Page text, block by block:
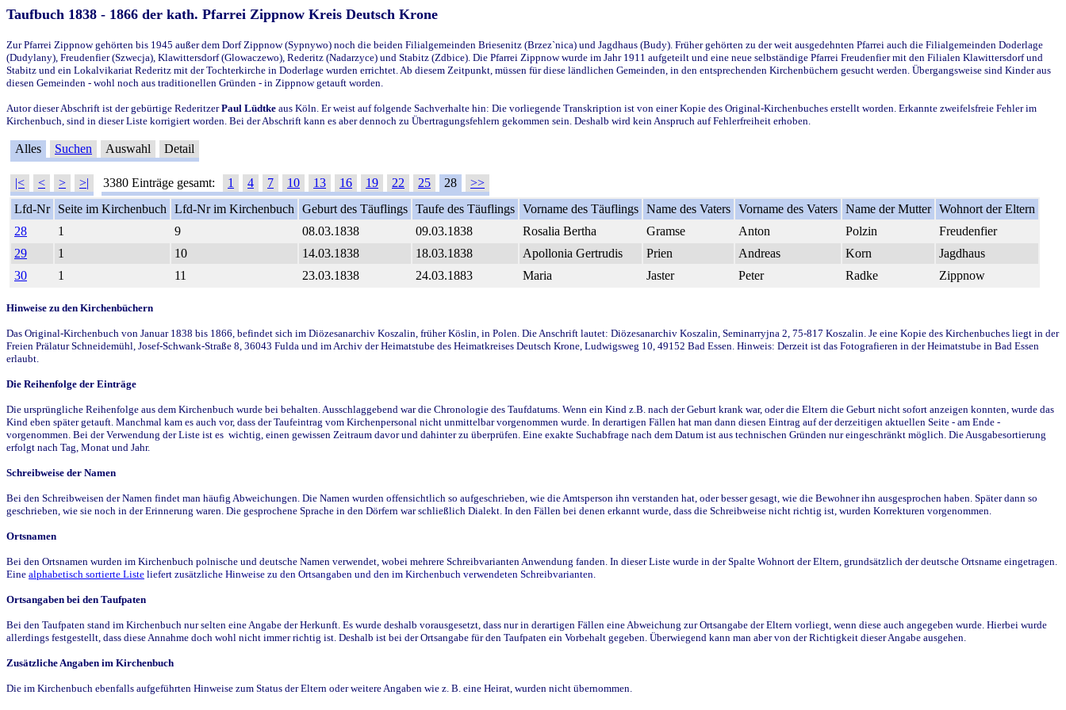
Taufbuch 1838 - 1866 der kath. Pfarrei Zippnow Kreis Deutsch Krone
Zur Pfarrei Zippnow gehörten bis 1945 außer dem Dorf Zippnow (Sypnywo) noch die beiden Filialgemeinden Briesenitz (Brzez`nica) und Jagdhaus (Budy). Früher gehörten zu der weit ausgedehnten Pfarrei auch die Filialgemeinden Doderlage
(Dudylany), Freudenfier (Szwecja), Klawittersdorf (Glowaczewo), Rederitz (Nadarzyce) und Stabitz (Zdbice). Die Pfarrei Zippnow wurde im Jahr 1911 aufgeteilt und eine neue selbständige Pfarrei Freudenfier mit den Filialen Klawittersdorf und
Stabitz und ein Lokalvikariat Rederitz mit der Tochterkirche in Doderlage wurden errichtet. Ab diesem Zeitpunkt, müssen für diese ländlichen Gemeinden, in den entsprechenden Kirchenbüchern gesucht werden. Übergangsweise sind Kinder aus
diesen Gemeinden - wohl noch aus traditionellen Gründen - in Zippnow getauft worden.
Autor dieser Abschrift ist der gebürtige RederitzerPaul Lüdtke aus Köln. Er weist auf folgende Sachverhalte hin: Die vorliegende Transkription ist von einer Kopie des Original-Kirchenbuches erstellt worden. Erkannte zweifelsfreie Fehler im
Kirchenbuch, sind in dieser Liste korrigiert worden. Bei der Abschrift kann es aber dennoch zu Übertragungsfehlern gekommen sein. Deshalb wird kein Anspruch auf Fehlerfreiheit erhoben.
Alles Suchen Auswahl Detail
|< < > >| 3380 Einträge gesamt: 1 4 7 10 13 16 19 22 25 28
>>
Lfd-Nr
Seite im Kirchenbuch Lfd-Nr im Kirchenbuch Geburt des Täuflings Taufe des Täuflings Vorname des Täuflings Name des Vaters Vorname des Vaters Name der Mutter Wohnort der Eltern
28
1 9 08.03.1838 09.03.1838 Rosalia Bertha Gramse Anton Polzin
Freudenfier
29
1 10 14.03.1838 18.03.1838 Apollonia Gertrudis Prien Andreas Korn
Jagdhaus
30
1 11 23.03.1838 24.03.1883 Maria Jaster Peter Radke Zippnow
Hinweise zu den Kirchenbüchern
Das Original-Kirchenbuch von Januar 1838 bis 1866, befindet sich im Diözesanarchiv Koszalin, früher Köslin, in Polen. Die Anschrift lautet: Diözesanarchiv Koszalin, Seminarryjna 2, 75-817 Koszalin. Je eine Kopie des Kirchenbuches liegt in der
Freien Prälatur Schneidemühl, Josef-Schwank-Straße 8, 36043 Fulda und im Archiv der Heimatstube des Heimatkreises Deutsch Krone, Ludwigsweg 10, 49152 Bad Essen. Hinweis: Derzeit ist das Fotografieren in der Heimatstube in Bad Essen
erlaubt.
Die Reihenfolge der Einträge
Die ursprüngliche Reihenfolge aus dem Kirchenbuch wurde bei behalten. Ausschlaggebend war die Chronologie des Taufdatums. Wenn ein Kind z.B. nach der Geburt krank war, oder die Eltern die Geburt nicht sofort anzeigen konnten, wurde das
Kind eben später getauft. Manchmal kam es auch vor, dass der Taufeintrag vom Kirchenpersonal nicht unmittelbar vorgenommen wurde. In derartigen Fällen hat man dann diesen Eintrag auf der derzeitigen aktuellen Seite - am Ende -
vorgenommen. Bei der Verwendung der Liste ist es wichtig, einen gewissen Zeitraum davor und dahinter zu überprüfen. Eine exakte Suchabfrage nach dem Datum ist aus technischen Gründen nur eingeschränkt möglich. Die Ausgabesortierung
erfolgt nach Tag, Monat und Jahr.
Schreibweise der Namen
Bei den Schreibweisen der Namen findet man häufig Abweichungen. Die Namen wurden offensichtlich so aufgeschrieben, wie die Amtsperson ihn verstanden hat, oder besser gesagt, wie die Bewohner ihn ausgesprochen haben. Später dann so
geschrieben, wie sie noch in der Erinnerung waren. Die gesprochene Sprache in den Dörfern war schließlich Dialekt. In den Fällen bei denen erkannt wurde, dass die Schreibweise nicht richtig ist, wurden Korrekturen vorgenommen.
Ortsnamen
Bei den Ortsnamen wurden im Kirchenbuch polnische und deutsche Namen verwendet, wobei mehrere Schreibvarianten Anwendung fanden. In dieser Liste wurde in der Spalte Wohnort der Eltern, grundsätzlich der deutsche Ortsname eingetragen.
Eine alphabetisch sortierte Liste liefert zusätzliche Hinweise zu den Ortsangaben und den im Kirchenbuch verwendeten Schreibvarianten.
Ortsangaben bei den Taufpaten
Bei den Taufpaten stand im Kirchenbuch nur selten eine Angabe der Herkunft. Es wurde deshalb vorausgesetzt, dass nur in derartigen Fällen eine Abweichung zur Ortsangabe der Eltern vorliegt, wenn diese auch angegeben wurde. Hierbei wurde
allerdings festgestellt, dass diese Annahme doch wohl nicht immer richtig ist. Deshalb ist bei der Ortsangabe für den Taufpaten ein Vorbehalt gegeben. Überwiegend kann man aber von der Richtigkeit dieser Angabe ausgehen.
Zusätzliche Angaben im Kirchenbuch
Die im Kirchenbuch ebenfalls aufgeführten Hinweise zum Status der Eltern oder weitere Angaben wie z. B. eine Heirat, wurden nicht übernommen.